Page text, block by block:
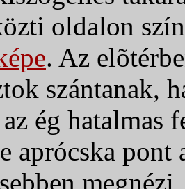
oldalon
. Az
szántanak,
ég hatalmas
aprócska